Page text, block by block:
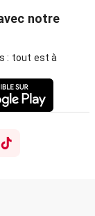
notre
: tout est à